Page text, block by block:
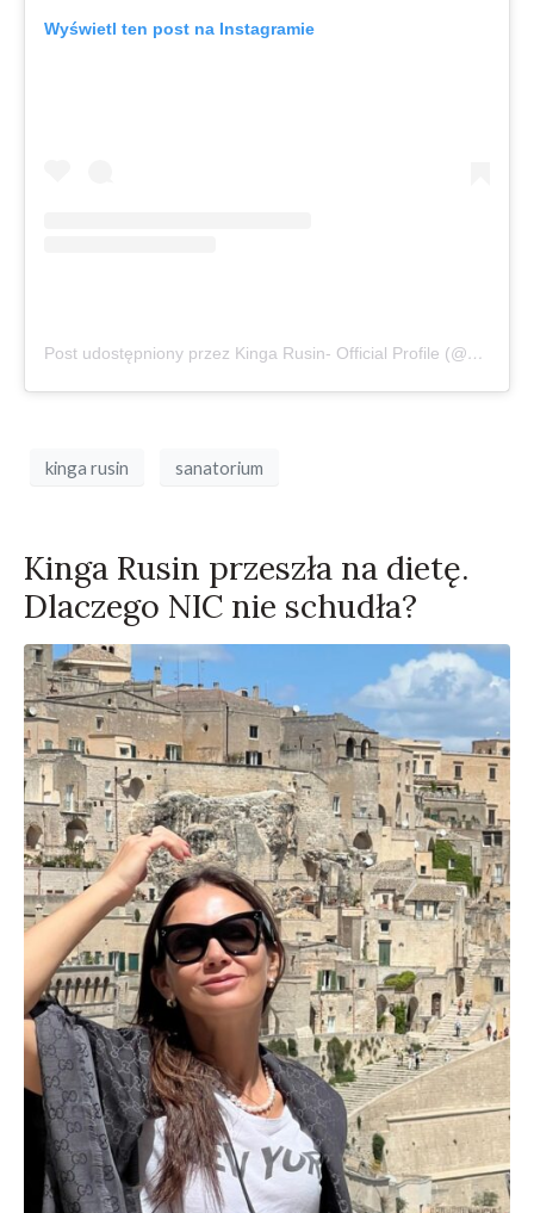
Wyświetl ten post na Instagramie
Post udostępniony przez Kinga Rusin- Official Profile (@kingarusin)
kinga rusin sanatorium
Kinga Rusin przeszła na dietę.
Dlaczego NIC nie schudła?